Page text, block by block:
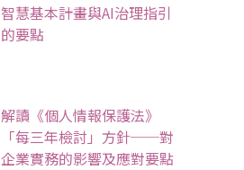
智慧基本計畫與AI治理指引
的要點
解讀《個人情報保護法》
「每三年檢討」方針──對
企業實務的影響及應對要點